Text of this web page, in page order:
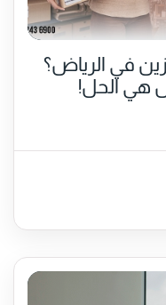
في الرياض؟
هي الحل!